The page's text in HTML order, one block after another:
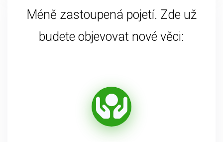
Méně zastoupená pojetí. Zde už
budete objevovat nové věci: